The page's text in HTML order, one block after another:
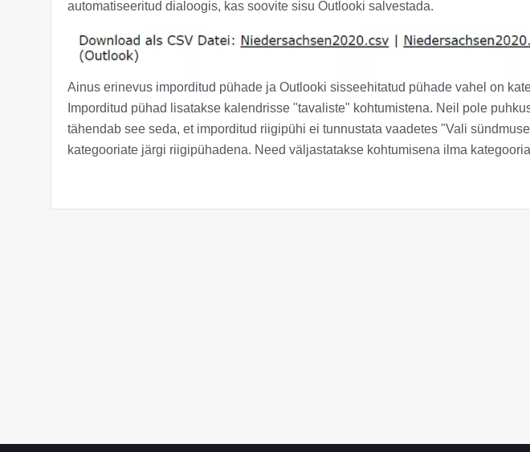
automatiseeritud dialoogis, kas soovite sisu Outlooki salvestada.
Ainus erinevus imporditud pühade ja Outlooki sisseehitatud pühade vahel on
Imporditud pühad lisatakse kalendrisse "tavaliste" kohtumistena. Neil pole
tähendab see seda, et imporditud riigipühi ei tunnustata vaadetes "Vali
kategooriate järgi riigipühadena. Need väljastatakse kohtumisena ilma